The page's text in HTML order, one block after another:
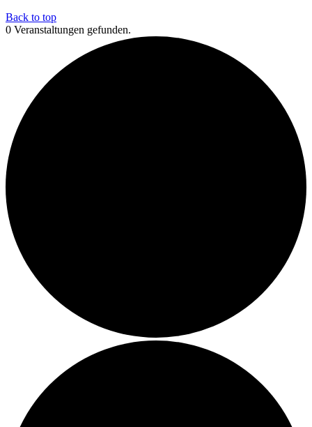
Back to top
0 Veranstaltungen gefunden.